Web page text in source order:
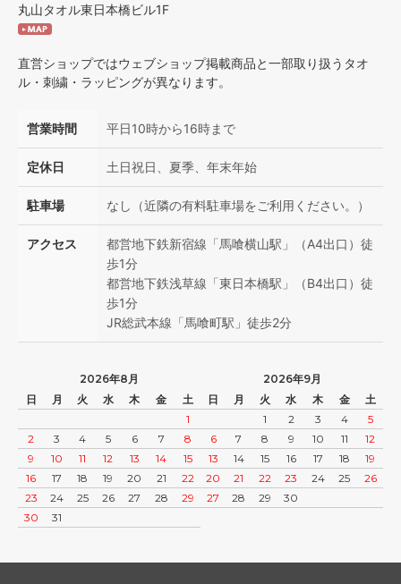
丸山タオル東日本橋ビル1F
直営ショップではウェブショップ掲載商品と一部取り扱うタオ
ル・刺繍・ラッピングが異なります。
営業時間 平日10時から16時まで
定休日 土日祝日、夏季、年末年始
駐車場 なし（近隣の有料駐車場をご利用ください。）
アクセス
都営地下鉄新宿線「馬喰横山駅」（A4出口）徒
歩1分
都営地下鉄浅草線「東日本橋駅」（B4出口）徒
歩1分
JR総武本線「馬喰町駅」徒歩2分
2026年8月
日
月 火 水 木 金
土
1
2
3 4 5 6 7
8
9
10 11 12 13 14
15
16
17 18 19 20 21
22
23
24 25 26 27 28
29
30
31
2026年9月
日
月 火 水 木 金
土
1
2 3 4
5
6
7 8 9 10 11
12
13
14 15 16 17 18
19
20
21 22 23 24 25
26
27
28 29 30